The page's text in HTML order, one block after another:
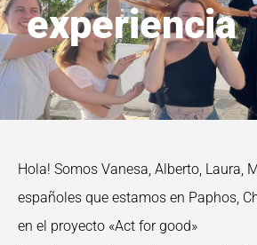
experiencia
Hola! Somos Vanesa, Alberto, Laura,
españoles que estamos en Paphos,
en el proyecto «Act for good»